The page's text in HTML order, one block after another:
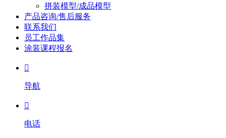
拼装模型/成品模型
产品咨询/售后服务
联系我们
员工作品集
涂装课程报名

导航

电话